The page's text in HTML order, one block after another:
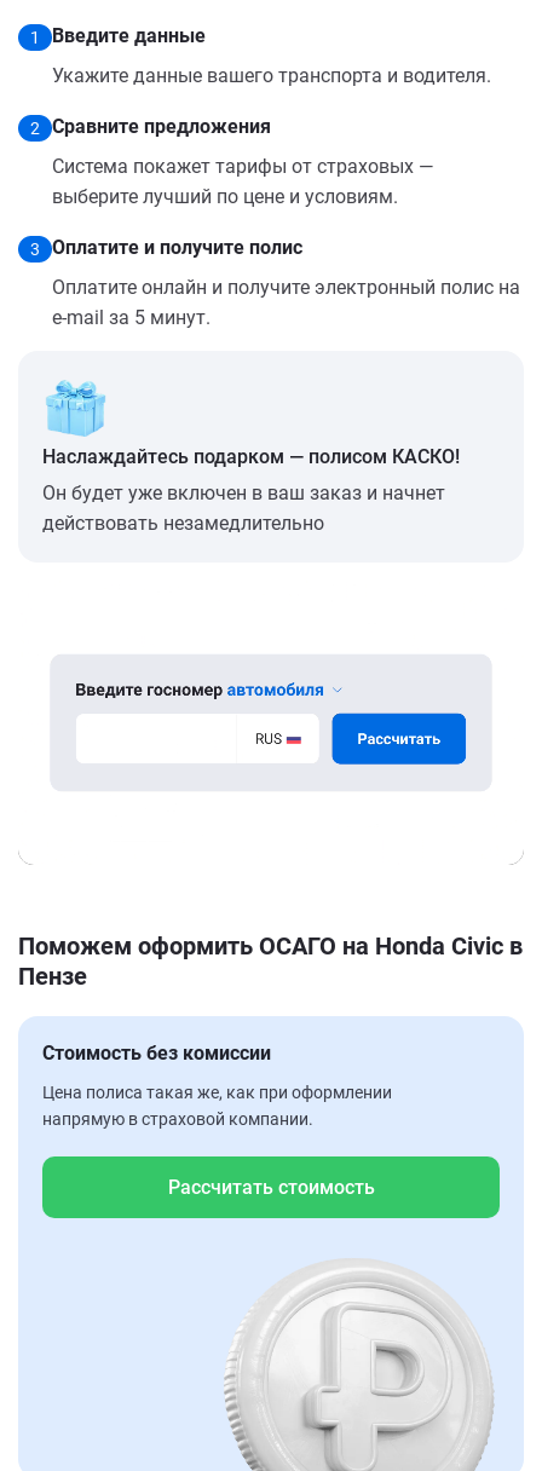
1
Введите данные
Укажите данные вашего транспорта и водителя.
2
Сравните предложения
Система покажет тарифы от страховых —
выберите лучший по цене и условиям.
3
Оплатите и получите полис
Оплатите онлайн и получите электронный полис на
e-mail за 5 минут.
Наслаждайтесь подарком — полисом КАСКО!
Он будет уже включен в ваш заказ и начнет
действовать незамедлительно
Поможем оформить ОСАГО на Honda Civic в
Пензе
Стоимость без комиссии
Цена полиса такая же, как при оформлении
напрямую в страховой компании.
Рассчитать стоимость